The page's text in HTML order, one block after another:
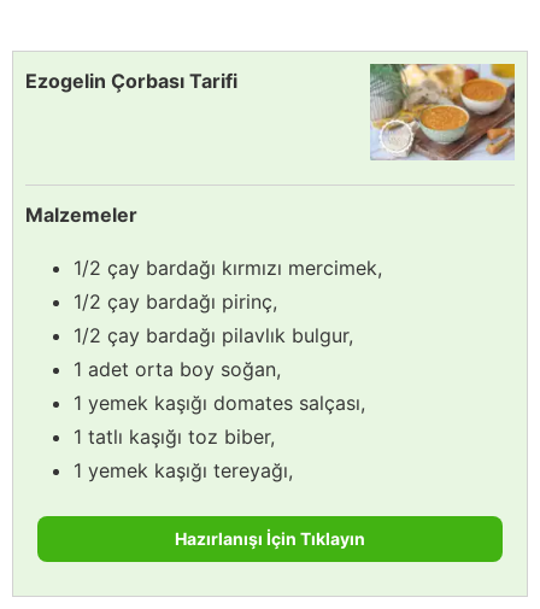
Ezogelin Çorbası Tarifi
Malzemeler
1/2 çay bardağı kırmızı mercimek,
1/2 çay bardağı pirinç,
1/2 çay bardağı pilavlık bulgur,
1 adet orta boy soğan,
1 yemek kaşığı domates salçası,
1 tatlı kaşığı toz biber,
1 yemek kaşığı tereyağı,
Hazırlanışı İçin Tıklayın